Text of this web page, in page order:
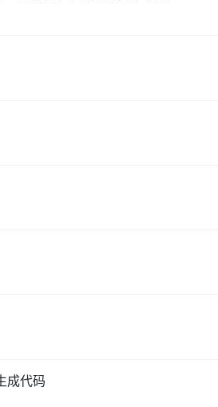
成代码